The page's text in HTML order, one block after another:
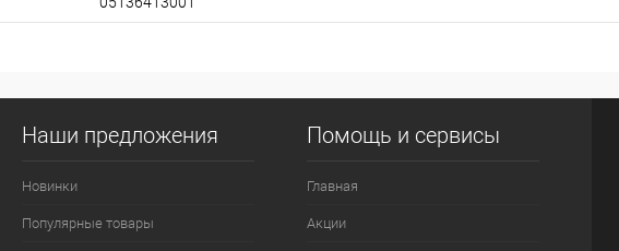
Наши предложения
Новинки
Популярные товары
Помощь и сервисы
Главная
Акции